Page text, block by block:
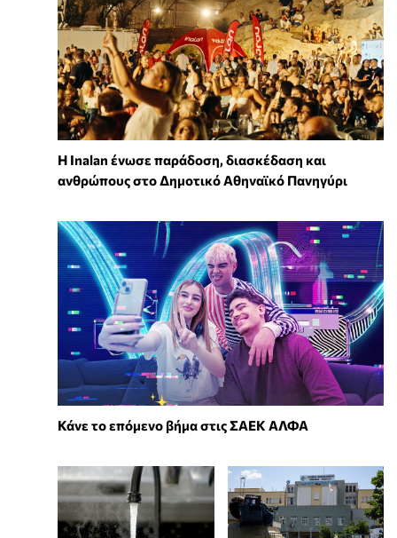
Η Inalan ένωσε παράδοση, διασκέδαση και
ανθρώπους στο Δημοτικό Αθηναϊκό Πανηγύρι
Κάνε το επόμενο βήμα στις ΣΑΕΚ ΑΛΦΑ